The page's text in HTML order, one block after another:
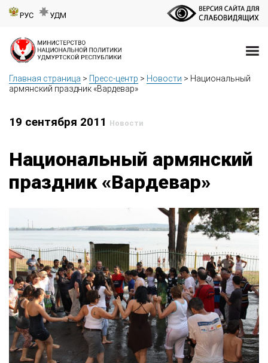
РУС УДМ
Главная страница > Пресс-центр > Новости > Национальный
армянский праздник «Вардевар»
19 сентября 2011 Новости
Национальный армянский
праздник «Вардевар»